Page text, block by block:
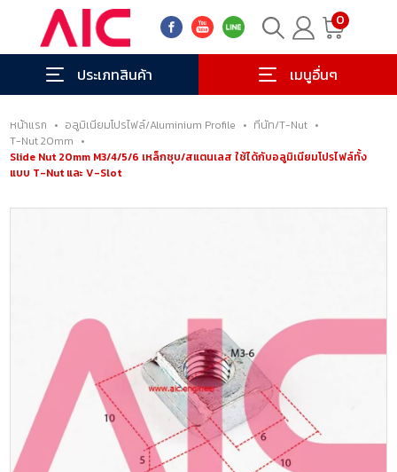
0
ประเภทสินค้า เมนูอื่นๆ
หน้าแรก • อลูมิเนียมโปรไฟล์/Aluminium Profile • ทีนัท/T-Nut •
T-Nut 20mm •
Slide Nut 20mm M3/4/5/6 เหล็กชุบ/สแตนเลส ใช้ได้กับอลูมิเนียมโปรไฟล์ทั้ง
แบบ T-Nut และ V-Slot